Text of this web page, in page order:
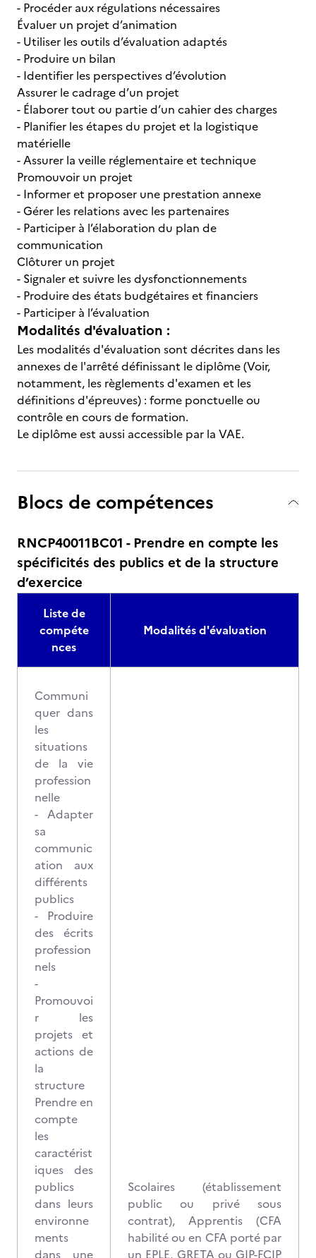
- Procéder aux régulations nécessaires
Évaluer un projet d’animation
- Utiliser les outils d’évaluation adaptés
- Produire un bilan
- Identifier les perspectives d’évolution
Assurer le cadrage d’un projet
- Élaborer tout ou partie d’un cahier des charges
- Planifier les étapes du projet et la logistique
matérielle
- Assurer la veille réglementaire et technique
Promouvoir un projet
- Informer et proposer une prestation annexe
- Gérer les relations avec les partenaires
- Participer à l’élaboration du plan de
communication
Clôturer un projet
- Signaler et suivre les dysfonctionnements
- Produire des états budgétaires et financiers
- Participer à l’évaluation
Modalités d'évaluation :
Les modalités d'évaluation sont décrites dans les
annexes de l'arrêté définissant le diplôme (Voir,
notamment, les règlements d'examen et les
définitions d'épreuves) : forme ponctuelle ou
contrôle en cours de formation.
Le diplôme est aussi accessible par la VAE.
Blocs de compétences
RNCP40011BC01 - Prendre en compte les
spécificités des publics et de la structure
d’exercice
Liste de
compéte
nces
Modalités d'évaluation
Communi
quer dans
les
situations
de la vie
profession
nelle
- Adapter
sa
communic
ation aux
différents
publics
- Produire
des écrits
profession
nels
-
Promouvoi
r les
projets et
actions de
la
structure
Prendre en
compte
les
caractérist
iques des
publics
dans leurs
environne
ments
dans une
Scolaires (établissement
public ou privé sous
contrat), Apprentis (CFA
habilité ou en CFA porté par
un EPLE, GRETA ou GIP-FCIP